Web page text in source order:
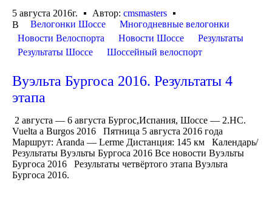
5 августа 2016г.
Автор: cmsmasters
В
Велогонки Шоссе
Многодневные велогонки
Новости Велоспорта
Новости Шоссе
Результаты
Результаты Шоссе
Шоссейный велоспорт
Вуэльта Бургоса 2016. Результаты 4
этапа
2 августа — 6 августа Бургос,Испания, Шоссе — 2.HC.
Vuelta a Burgos 2016 Пятница 5 августа 2016 года
Маршрут: Aranda — Lerme Дистанция: 145 км Календарь/
Результаты Вуэльты Бургоса 2016 Все новости Вуэльты
Бургоса 2016 Результаты четвёртого этапа Вуэльта
Бургоса 2016.